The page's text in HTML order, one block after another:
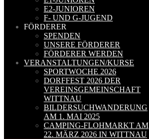
E2-JUNIOREN
F- UND G-JUGEND
FÖRDERER
SPENDEN
UNSERE FÖRDERER
FÖRDERER WERDEN
VERANSTALTUNGEN/KURSE
SPORTWOCHE 2026
DORFFEST 2026 DER
VEREINSGEMEINSCHAFT
WITTNAU
BILDERSUCHWANDERUNG
AM 1. MAI 2025
CAMPING-FLOHMARKT AM
22. MÄRZ 2026 IN WITTNAU